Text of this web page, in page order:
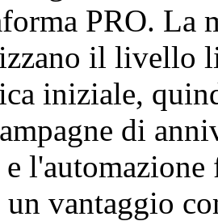
PRO. La
il livello
iniziale,
di
un vantaggio